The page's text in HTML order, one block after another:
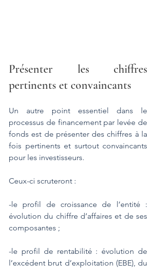
Présenter les chiffres
pertinents et convaincants
Un autre point essentiel dans le
processus de financement par levée de
fonds est de présenter des chiffres à la
fois pertinents et surtout convaincants
pour les investisseurs.
Ceux-ci scruteront :
-le profil de croissance de l’entité :
évolution du chiffre d’affaires et de ses
composantes ;
-le profil de rentabilité : évolution de
l’excédent brut d’exploitation (EBE), du